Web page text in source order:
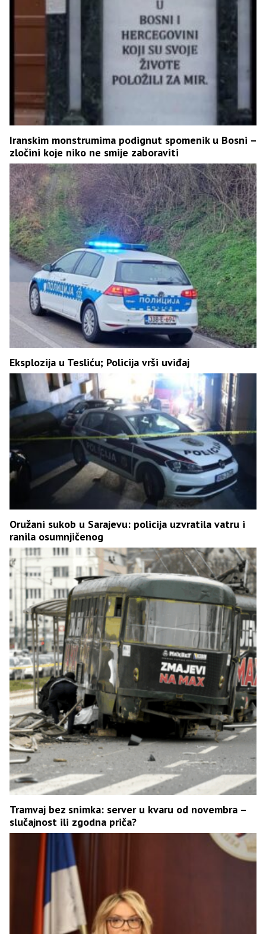
Iranskim monstrumima podignut spomenik u Bosni –
zločini koje niko ne smije zaboraviti
Eksplozija u Tesliću; Policija vrši uviđaj
Oružani sukob u Sarajevu: policija uzvratila vatru i
ranila osumnjičenog
Tramvaj bez snimka: server u kvaru od novembra –
slučajnost ili zgodna priča?